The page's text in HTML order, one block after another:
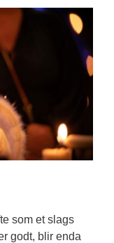
som et slags
godt, blir enda